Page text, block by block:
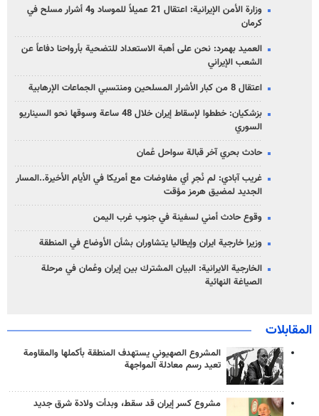
وزارة الأمن الإيرانية: اعتقال 21 عميلاً للموساد و4 أشرار مسلح في
كرمان
العميد بهمرد: نحن على أهبة الاستعداد للتضحية بأرواحنا دفاعاً عن
الشعب الإيراني
اعتقال 8 من كبار الأشرار المسلحين ومنتسبي الجماعات الإرهابية
بزشكيان: خططوا لإسقاط إيران خلال 48 ساعة وسوقها نحو السيناريو
السوري
حادث بحري آخر قبالة سواحل عُمان
غريب آبادي: لم نُجرِ أي مفاوضات مع أمريكا في الأيام الأخيرة..المسار
الجديد لمضيق هرمز مؤقت
وقوع حادث أمني لسفينة في جنوب غرب اليمن
وزيرا خارجية ايران وإيطاليا يتشاوران بشأن الأوضاع في المنطقة
الخارجية الايرانية: البيان المشترك بين إيران وعُمان في مرحلة
الصياغة النهائية
المقابلات
المشروع الصهيوني يستهدف المنطقة بأكملها والمقاومة
تعيد رسم معادلة المواجهة
مشروع كسر إيران قد سقط، وبدأت ولادة شرق جديد